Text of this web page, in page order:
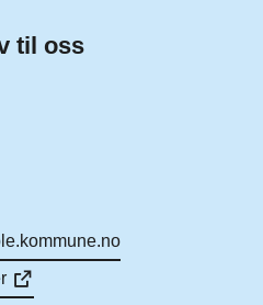
til oss